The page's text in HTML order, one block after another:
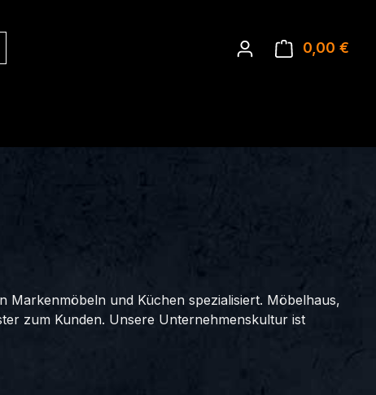
0,00 €
Markenmöbeln und Küchen spezialisiert. Möbelhaus,
zum Kunden. Unsere Unternehmenskultur ist